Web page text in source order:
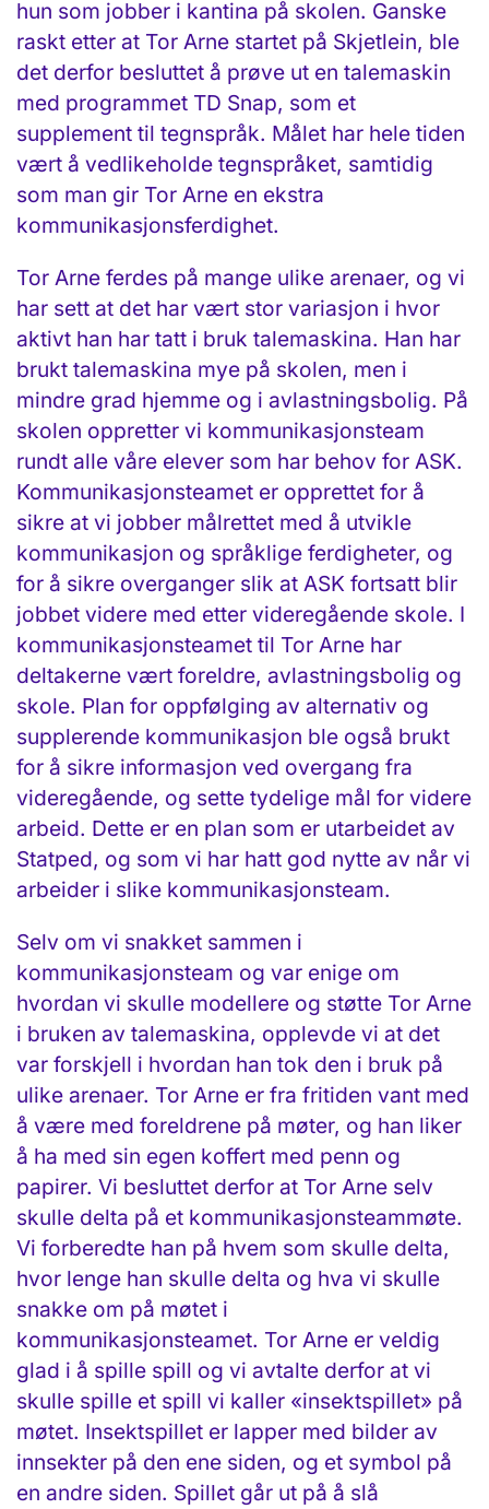
hun som jobber i kantina på skolen. Ganske
raskt etter at Tor Arne startet på Skjetlein, ble
det derfor besluttet å prøve ut en talemaskin
med programmet TD Snap, som et
supplement til tegnspråk. Målet har hele tiden
vært å vedlikeholde tegnspråket, samtidig
som man gir Tor Arne en ekstra
kommunikasjonsferdighet.
Tor Arne ferdes på mange ulike arenaer, og vi
har sett at det har vært stor variasjon i hvor
aktivt han har tatt i bruk talemaskina. Han har
brukt talemaskina mye på skolen, men i
mindre grad hjemme og i avlastningsbolig. På
skolen oppretter vi kommunikasjonsteam
rundt alle våre elever som har behov for ASK.
Kommunikasjonsteamet er opprettet for å
sikre at vi jobber målrettet med å utvikle
kommunikasjon og språklige ferdigheter, og
for å sikre overganger slik at ASK fortsatt blir
jobbet videre med etter videregående skole. I
kommunikasjonsteamet til Tor Arne har
deltakerne vært foreldre, avlastningsbolig og
skole. Plan for oppfølging av alternativ og
supplerende kommunikasjon ble også brukt
for å sikre informasjon ved overgang fra
videregående, og sette tydelige mål for videre
arbeid. Dette er en plan som er utarbeidet av
Statped, og som vi har hatt god nytte av når vi
arbeider i slike kommunikasjonsteam.
Selv om vi snakket sammen i
kommunikasjonsteam og var enige om
hvordan vi skulle modellere og støtte Tor Arne
i bruken av talemaskina, opplevde vi at det
var forskjell i hvordan han tok den i bruk på
ulike arenaer. Tor Arne er fra fritiden vant med
å være med foreldrene på møter, og han liker
å ha med sin egen koffert med penn og
papirer. Vi besluttet derfor at Tor Arne selv
skulle delta på et kommunikasjonsteammøte.
Vi forberedte han på hvem som skulle delta,
hvor lenge han skulle delta og hva vi skulle
snakke om på møtet i
kommunikasjonsteamet. Tor Arne er veldig
glad i å spille spill og vi avtalte derfor at vi
skulle spille et spill vi kaller «insektspillet» på
møtet. Insektspillet er lapper med bilder av
innsekter på den ene siden, og et symbol på
en andre siden. Spillet går ut på å slå